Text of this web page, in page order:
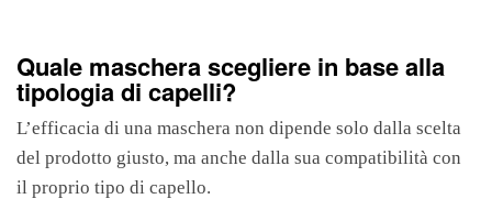
Quale maschera scegliere in base alla
tipologia di capelli?
L’efficacia di una maschera non dipende solo dalla scelta
del prodotto giusto, ma anche dalla sua compatibilità con
il proprio tipo di capello.